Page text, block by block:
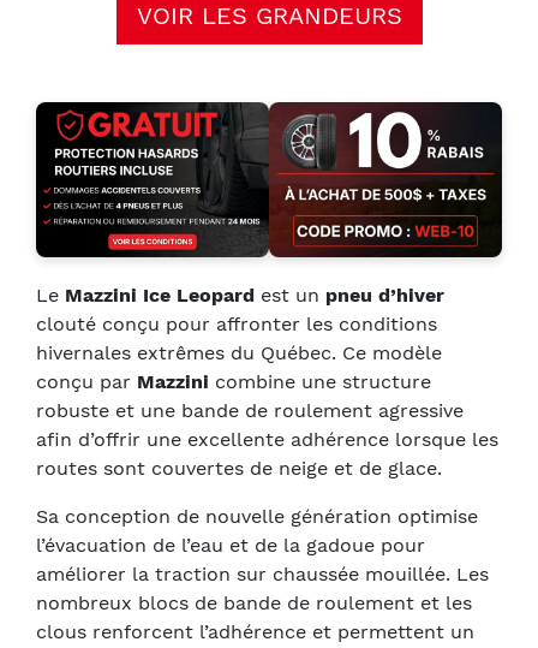
VOIR LES GRANDEURS
Le Mazzini Ice Leopard est un pneu d’hiver
clouté conçu pour affronter les conditions
hivernales extrêmes du Québec. Ce modèle
conçu par Mazzini combine une structure
robuste et une bande de roulement agressive
afin d’offrir une excellente adhérence lorsque les
routes sont couvertes de neige et de glace.
Sa conception de nouvelle génération optimise
l’évacuation de l’eau et de la gadoue pour
améliorer la traction sur chaussée mouillée. Les
nombreux blocs de bande de roulement et les
clous renforcent l’adhérence et permettent un